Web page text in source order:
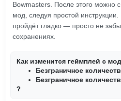
Bowmasters. После этого можно
мод, следуя простой
пройдёт гладко — просто не
сохранениях.
Как изменится геймплей с
Безграничное
Безграничное
?